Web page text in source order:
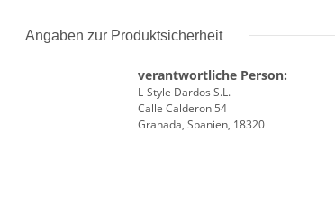
Angaben zur Produktsicherheit
verantwortliche Person:
L-Style Dardos S.L.
Calle Calderon 54
Granada, Spanien, 18320